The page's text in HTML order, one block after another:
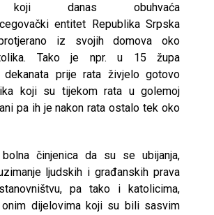
koji danas obuhvaća
entitet Republika Srpska
iz svojih domova oko
Tako je npr. u 15 župa
dekanata prije rata živjelo gotovo
koji su tijekom rata u golemoj
pa ih je nakon rata ostalo tek oko
činjenica da su se ubijanja,
ljudskih i građanskih prava
pa tako i katolicima,
dijelovima koji su bili sasvim